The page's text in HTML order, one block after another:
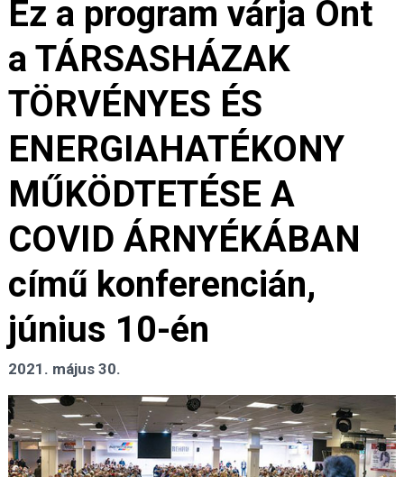
Ez a program várja Önt
a TÁRSASHÁZAK
TÖRVÉNYES ÉS
ENERGIAHATÉKONY
MŰKÖDTETÉSE A
COVID ÁRNYÉKÁBAN
című konferencián,
június 10-én
2021. május 30.